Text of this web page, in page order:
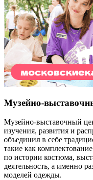
Музейно-
Музейно-выставочный
изучения, развития и
объединил в себе
такие как
по истории костюма,
деятельность, а именно
моделей одежды.